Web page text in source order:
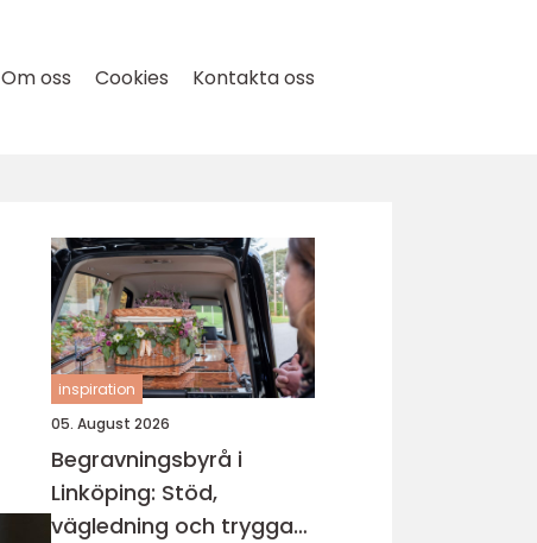
Om oss Cookies Kontakta oss
inspiration
05. August 2026
Begravningsbyrå i
Linköping: Stöd,
vägledning och trygga